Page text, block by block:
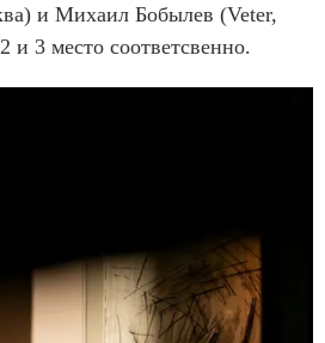
и Михаил Бобылев (Veter,
3 место соответсвенно.